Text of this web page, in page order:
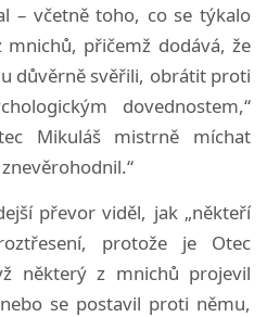
– včetně toho, co se týkalo
mnichů, přičemž dodává, že
důvěrně svěřili, obrátit proti
dovednostem,“
Mikuláš mistrně míchat
převor viděl, jak „někteří
protože je Otec
některý z mnichů projevil
se postavil proti němu,